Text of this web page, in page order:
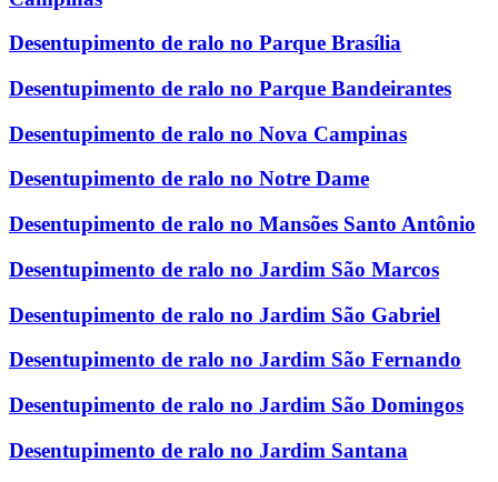
Desentupimento de ralo no Parque Brasília
Desentupimento de ralo no Parque Bandeirantes
Desentupimento de ralo no Nova Campinas
Desentupimento de ralo no Notre Dame
Desentupimento de ralo no Mansões Santo Antônio
Desentupimento de ralo no Jardim São Marcos
Desentupimento de ralo no Jardim São Gabriel
Desentupimento de ralo no Jardim São Fernando
Desentupimento de ralo no Jardim São Domingos
Desentupimento de ralo no Jardim Santana